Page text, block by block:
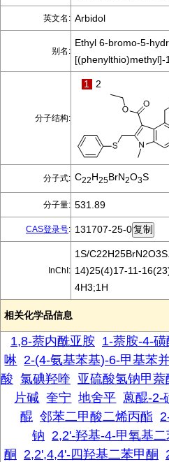
英文名: Arbidol
别名:
Ethyl 6-bromo-5-
分子结构:
1 2
分子式: C22H25BrN2O3S
分子量: 531.89
CAS登录号: 131707-25-0
InChI:
1S/
14)25(4)17-11-
4H3;1H
相关化学品信息
1,8-萘内酰亚胺 1-萘胺-4-磺
啉 2-(4-氨基苯基)-6-甲基苯
酸 氯碘羟喹 亚硫酸氢钠甲萘
片碱 奎宁 地舍平 蒽醌-2-
醌 邻苯二甲酸二烯丙酯
钠 2,2'-羟基-4-甲氧基二
酮 2,2',4,4'-四羟基二苯甲酮